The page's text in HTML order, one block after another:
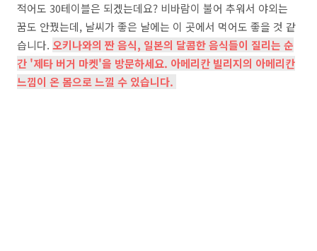
적어도 30테이블은 되겠는데요? 비바람이 불어 추워서 야외는
꿈도 안꿨는데, 날씨가 좋은 날에는 이 곳에서 먹어도 좋을 것 같
습니다. 오키나와의 짠 음식, 일본의 달콤한 음식들이 질리는 순
간 '제타 버거 마켓'을 방문하세요. 아메리칸 빌리지의 아메리칸
느낌이 온 몸으로 느낄 수 있습니다.